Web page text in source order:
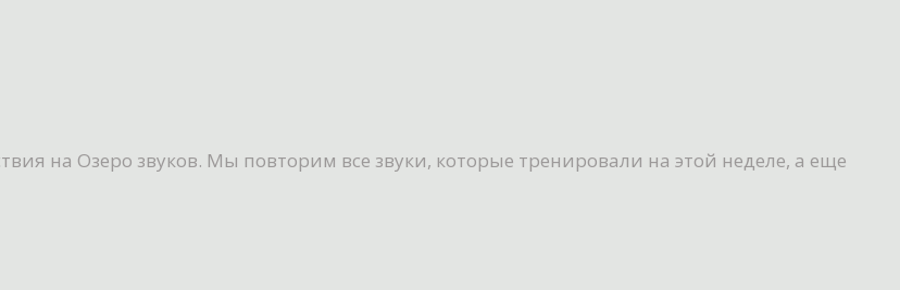
на Озеро звуков. Мы повторим все звуки, которые тренировали на этой неделе, а еще